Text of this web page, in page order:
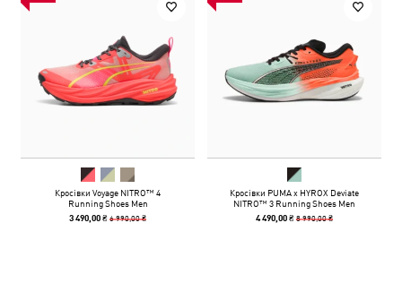
Кросівки Voyage NITRO™ 4
Running Shoes Men
3 490,00 ₴6 990,00 ₴
Кросівки PUMA x HYROX Deviate
NITRO™ 3 Running Shoes Men
4 490,00 ₴8 990,00 ₴